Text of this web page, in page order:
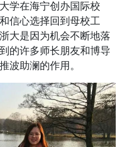
学在海宁创办国际校
信心选择回到母校工
大是因为机会不断地落
的许多师长朋友和博导
波助澜的作用。